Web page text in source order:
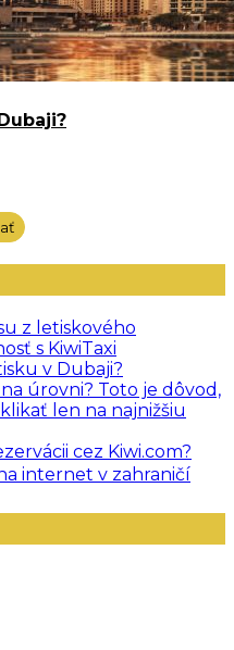
z letiskového
s KiwiTaxi
v Dubaji?
úrovni? Toto je dôvod,
len na najnižšiu
cez Kiwi.com?
internet v zahraničí